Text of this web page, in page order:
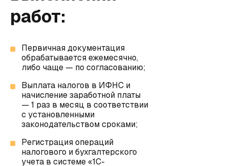
работ:
Первичная документация
обрабатывается ежемесячно,
либо чаще — по согласованию;
Выплата налогов в ИФНС и
начисление заработной платы
— 1 раз в месяц в соответствии
с установленными
законодательством сроками;
Регистрация операций
налогового и бухгалтерского
учета в системе «1С-